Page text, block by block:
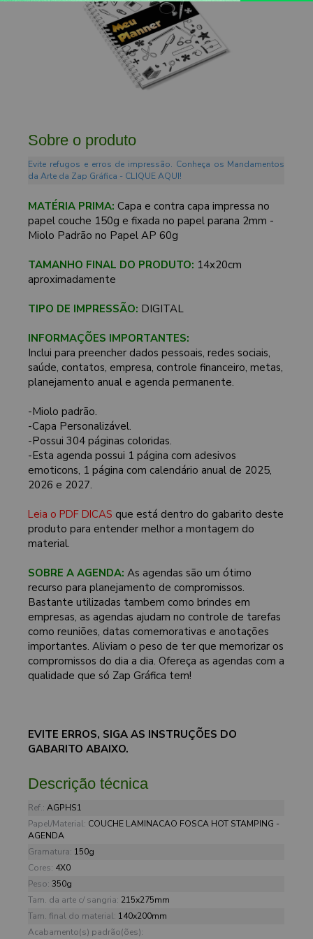
Sobre o produto
Evite refugos e erros de impressão. Conheça os Mandamentos
da Arte da Zap Gráfica - CLIQUE AQUI!
MATÉRIA PRIMA: Capa e contra capa impressa no
papel couche 150g e fixada no papel parana 2mm -
Miolo Padrão no Papel AP 60g
TAMANHO FINAL DO PRODUTO: 14x20cm
aproximadamente
TIPO DE IMPRESSÃO: DIGITAL
INFORMAÇÕES IMPORTANTES:
Inclui para preencher dados pessoais, redes sociais,
saúde, contatos, empresa, controle financeiro, metas,
planejamento anual e agenda permanente.
-Miolo padrão.
-Capa Personalizável.
-Possui 304 páginas coloridas.
-Esta agenda possui 1 página com adesivos
emoticons, 1 página com calendário anual de 2025,
2026 e 2027.
Leia o PDF DICAS que está dentro do gabarito deste
produto para entender melhor a montagem do
material.
SOBRE A AGENDA: As agendas são um ótimo
recurso para planejamento de compromissos.
Bastante utilizadas tambem como brindes em
empresas, as agendas ajudam no controle de tarefas
como reuniões, datas comemorativas e anotações
importantes. Aliviam o peso de ter que memorizar os
compromissos do dia a dia. Ofereça as agendas com a
qualidade que só Zap Gráfica tem!
EVITE ERROS, SIGA AS INSTRUÇÕES DO
GABARITO ABAIXO.
Descrição técnica
Ref.: AGPHS1
Papel/Material: COUCHE LAMINACAO FOSCA HOT STAMPING -
AGENDA
Gramatura: 150g
Cores: 4X0
Peso: 350g
Tam. da arte c/ sangria: 215x275mm
Tam. final do material: 140x200mm
Acabamento(s) padrão(ões):